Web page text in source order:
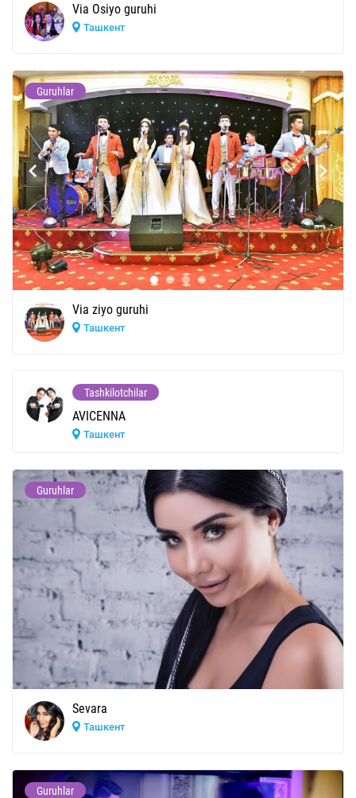
Via Osiyo guruhi
Ташкент
Guruhlar
Via ziyo guruhi
Ташкент
Tashkilotchilar
AVICENNA
Ташкент
Guruhlar
Sevara
Ташкент
Guruhlar